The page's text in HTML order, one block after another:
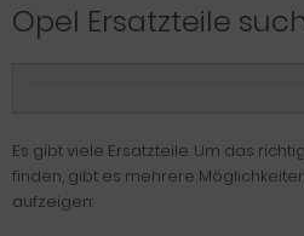
Opel Ersatzteile
Es gibt viele Ersatzteile. Um das
finden, gibt es mehrere
aufzeigen: